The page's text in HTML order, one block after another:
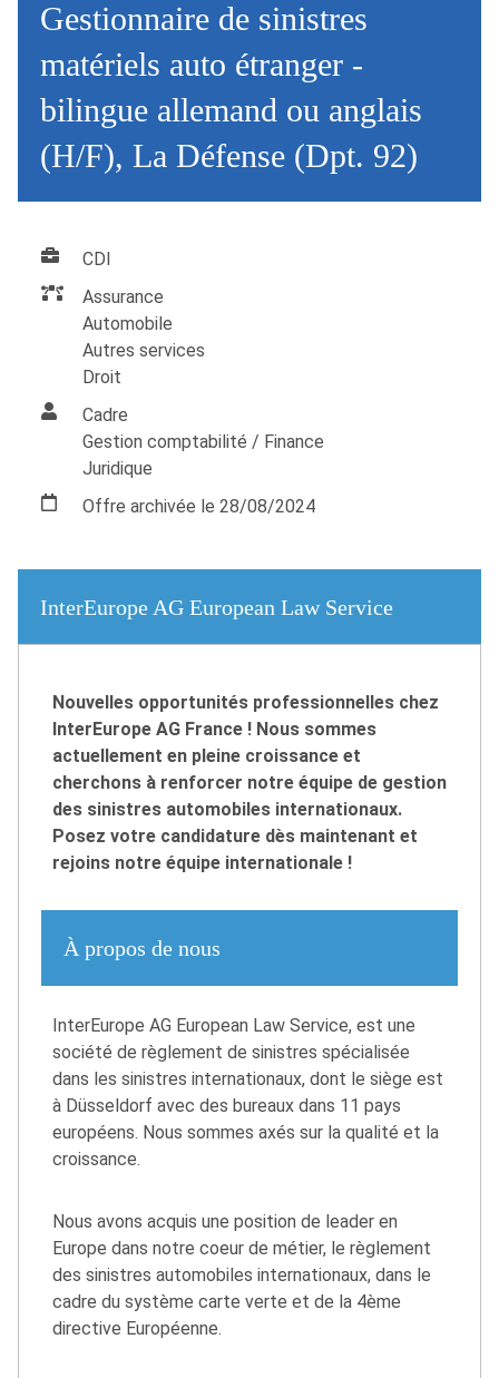
Gestionnaire de sinistres
matériels auto étranger -
bilingue allemand ou anglais
(H/F), La Défense (Dpt. 92)
CDI
Assurance
Automobile
Autres services
Droit
Cadre
Gestion comptabilité / Finance
Juridique
Offre archivée le 28/08/2024
InterEurope AG European Law Service
Nouvelles opportunités professionnelles chez
InterEurope AG France ! Nous sommes
actuellement en pleine croissance et
cherchons à renforcer notre équipe de gestion
des sinistres automobiles internationaux.
Posez votre candidature dès maintenant et
rejoins notre équipe internationale !
À propos de nous
InterEurope AG European Law Service, est une
société de règlement de sinistres spécialisée
dans les sinistres internationaux, dont le siège est
à Düsseldorf avec des bureaux dans 11 pays
européens. Nous sommes axés sur la qualité et la
croissance.
Nous avons acquis une position de leader en
Europe dans notre coeur de métier, le règlement
des sinistres automobiles internationaux, dans le
cadre du système carte verte et de la 4ème
directive Européenne.